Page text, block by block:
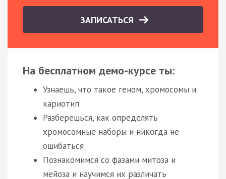
ЗАПИСАТЬСЯ
На бесплатном демо-курсе ты:
Узнаешь, что такое геном, хромосомы и
кариотип
Разберешься, как определять
хромосомные наборы и никогда не
ошибаться
Познакомимся со фазами митоза и
мейоза и научимся их различать